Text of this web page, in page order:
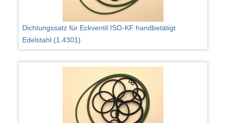
Dichtungssatz für Eckventil ISO-KF handbetätigt
Edelstahl (1.4301)